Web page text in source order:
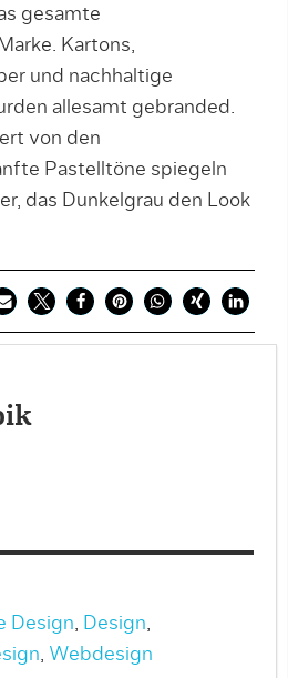
gesamte
Kartons,
und nachhaltige
allesamt gebranded.
von den
Pastelltöne spiegeln
das Dunkelgrau den Look
Design, Design,
, Webdesign